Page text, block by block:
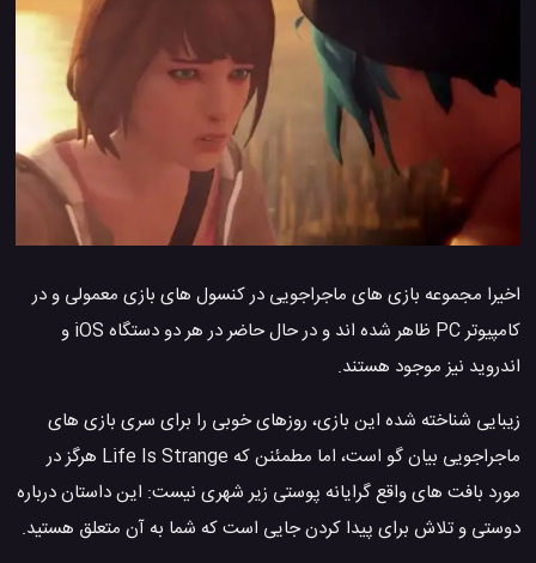
اخیرا مجموعه بازی های ماجراجویی در کنسول های بازی معمولی و در
کامپیوتر PC ظاهر شده اند و در حال حاضر در هر دو دستگاه iOS و
اندروید نیز موجود هستند.
زیبایی شناخته شده این بازی، روزهای خوبی را برای سری بازی های
ماجراجویی بیان گو است، اما مطمئنن که Life Is Strange هرگز در
مورد بافت های واقع گرایانه پوستی زیر شهری نیست: این داستان درباره
دوستی و تلاش برای پیدا کردن جایی است که شما به آن متعلق هستید.